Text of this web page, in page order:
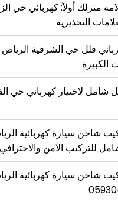
منزلك أولاً: كهربائي حي
التحذيرية
فلل حي الشرفية
الكبيرة
شامل لاختيار كهربائي حي
شاحن سيارة كهربائية
للتركيب الآمن والاحترافي
شاحن سيارة كهربائية